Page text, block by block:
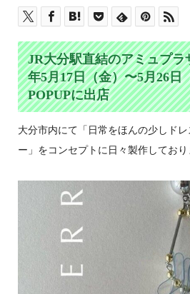
JR大分駅直結のアミュプラ
年5月17日（金）〜5月26日
POPUPに出店
大分市内にて「日常をほんの少しド
ー」をコンセプトに日々製作しており